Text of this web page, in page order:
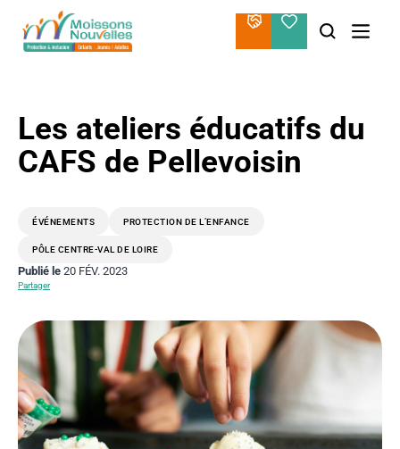
contenu
Les ateliers éducatifs du
CAFS de Pellevoisin
ÉVÉNEMENTS PROTECTION DE L’ENFANCE
PÔLE CENTRE-VAL DE LOIRE
Publié le 20 FÉV. 2023
Partager